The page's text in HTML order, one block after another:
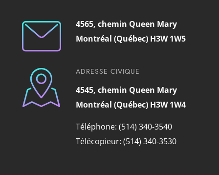
4565, chemin Queen Mary
Montréal (Québec) H3W 1W5
ADRESSE CIVIQUE
4545, chemin Queen Mary
Montréal (Québec) H3W 1W4
Téléphone: (514) 340-3540
Télécopieur: (514) 340-3530